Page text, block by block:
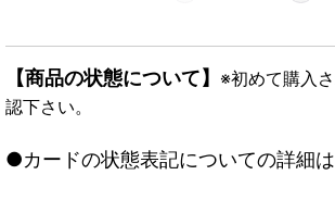
【商品の状態について】 ※初めて購入
認下さい。
●カードの状態表記についての詳細は